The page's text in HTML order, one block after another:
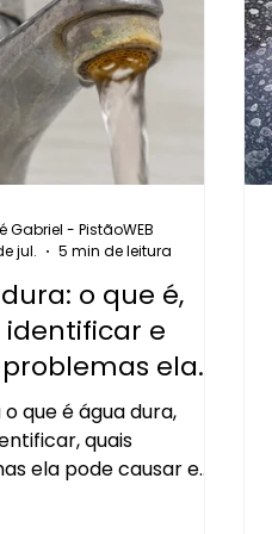
o que é,
e
ela
que é água dura,
quais
ela pode causar e
Gabriel - PistãoWEB
jul.
5 min de leitura